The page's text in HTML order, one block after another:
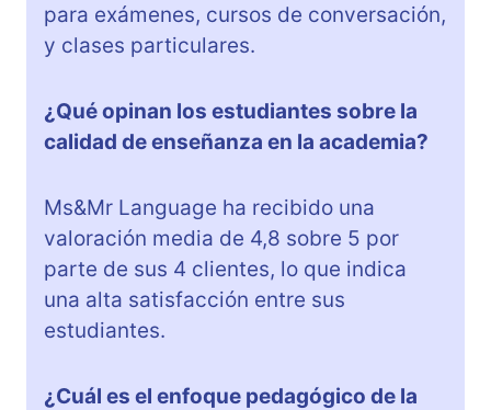
para exámenes, cursos de conversación,
y clases particulares.
¿Qué opinan los estudiantes sobre la
calidad de enseñanza en la academia?
Ms&Mr Language ha recibido una
valoración media de 4,8 sobre 5 por
parte de sus 4 clientes, lo que indica
una alta satisfacción entre sus
estudiantes.
¿Cuál es el enfoque pedagógico de la